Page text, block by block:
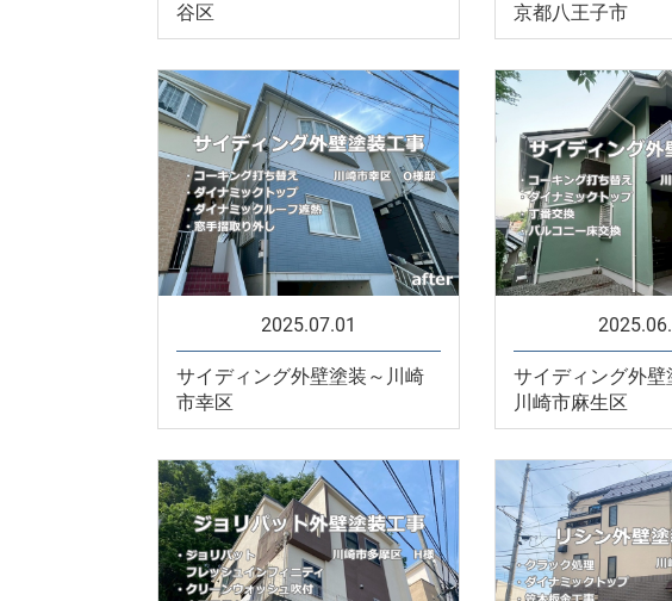
谷区
京都八王子市
2025.07.01
サイディング外壁塗装～川崎
市幸区
サイディング外壁
川崎市麻生区